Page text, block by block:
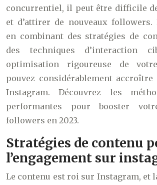
concurrentiel, il peut être difficile
et d’attirer de nouveaux followers.
en combinant des stratégies de
des techniques d’interaction
optimisation rigoureuse de
pouvez considérablement accroître
Instagram. Découvrez les
performantes pour booster
followers en 2023.
Stratégies de contenu
l’engagement sur
Le contenu est roi sur Instagram, et